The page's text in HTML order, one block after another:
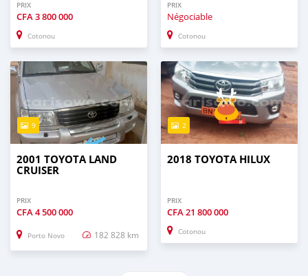
PRIX
CFA3 800 000
Cotonou
PRIX
Négociable
Cotonou
9
2001 TOYOTA LAND
CRUISER
PRIX
CFA4 500 000
Porto Novo 182 828 km
2
2018 TOYOTA HILUX
PRIX
CFA21 800 000
Cotonou